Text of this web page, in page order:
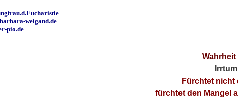
barbara-weigand.de
pio.de
Fürchtet nicht
fürchtet den Mangel